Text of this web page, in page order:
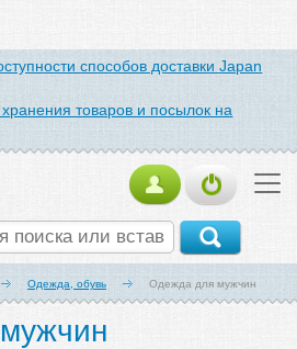
способов доставки Japan
товаров и посылок на
Одежда, обувь Одежда для мужчин